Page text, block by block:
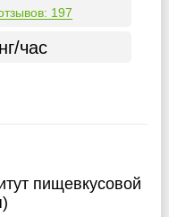
197
час
пищевкусовой